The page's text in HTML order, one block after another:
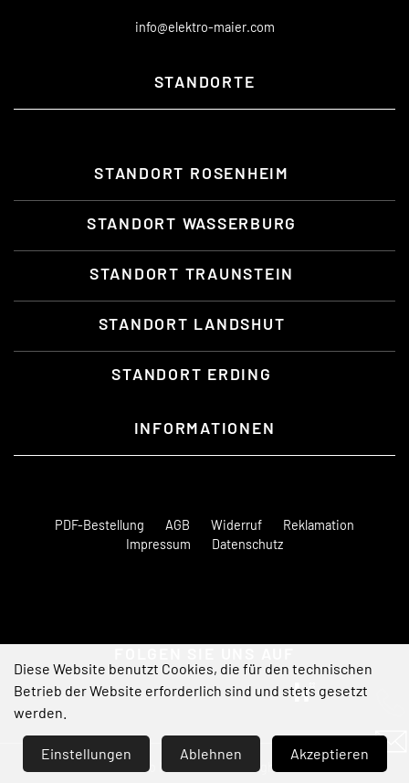
info@elektro-maier.com
STANDORTE
STANDORT ROSENHEIM
STANDORT WASSERBURG
STANDORT TRAUNSTEIN
STANDORT LANDSHUT
STANDORT ERDING
INFORMATIONEN
PDF-Bestellung AGB Widerruf
Reklamation
Impressum
Datenschutz
© 2026 Elektro Maier GmbH · All rights reserved
Diese Website benutzt Cookies, die für den technischen
Betrieb der Website erforderlich sind und stets gesetzt
werden.
Notwendig
Einstellungen
Ablehnen Akzeptieren